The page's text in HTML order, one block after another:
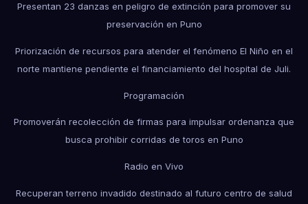
Presentan 23 danzas en peligro de extinción para promover su
preservación en Puno
Priorización de recursos para atender el fenómeno El Niño en el
norte mantiene pendiente el financiamiento del hospital de Juli.
Programación
Promoverán recolección de firmas para impulsar ordenanza que
busca prohibir corridas de toros en Puno
Radio en Vivo
Recuperan terreno invadido destinado al futuro centro de salud